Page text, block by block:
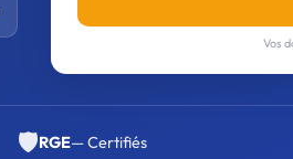
Vos
🛡️RGE— Certifiés